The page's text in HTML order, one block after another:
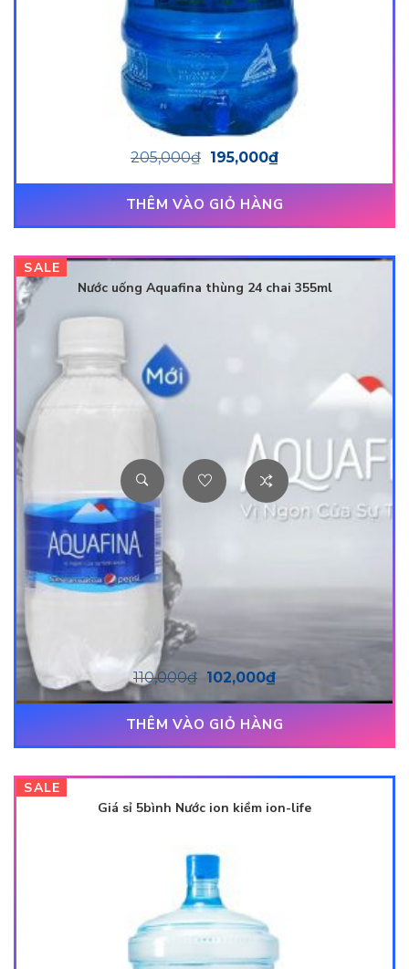
205,000₫ 195,000₫
THÊM VÀO GIỎ HÀNG
SALE
Nước uống Aquafina thùng 24 chai 355ml
110,000₫ 102,000₫
THÊM VÀO GIỎ HÀNG
SALE
Giá sỉ 5bình Nước ion kiềm ion-life